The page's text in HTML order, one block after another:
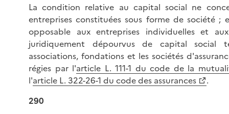
La condition relative au capital social ne
entreprises constituées sous forme de société ;
opposable aux entreprises individuelles et aux
juridiquement dépourvus de capital social
associations, fondations et les sociétés
régies par l'article L. 111-1 du code de la
l'article L. 322-26-1 du code des assurances
.
290